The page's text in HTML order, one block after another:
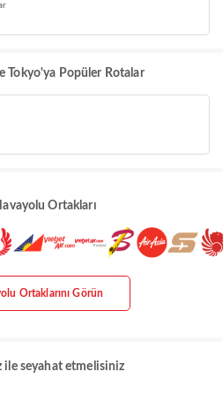
Tokyo'ya Popüler Rotalar
Ortakları
Ortaklarını Görün
ile seyahat etmelisiniz